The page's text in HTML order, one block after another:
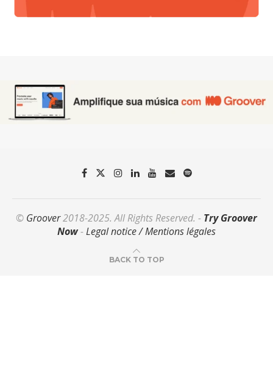
© Groover2018-2025. All Rights Reserved. - Try Groover
Now-Legal notice / Mentions légales
BACK TO TOP